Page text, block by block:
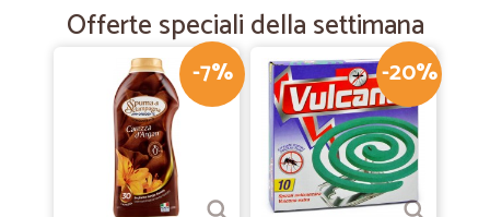
04/06/2019
— Stefano T.
Tutto perfetto
Tutto perfetto ! Grazie
Offerte speciali della settimana
-7% -20%